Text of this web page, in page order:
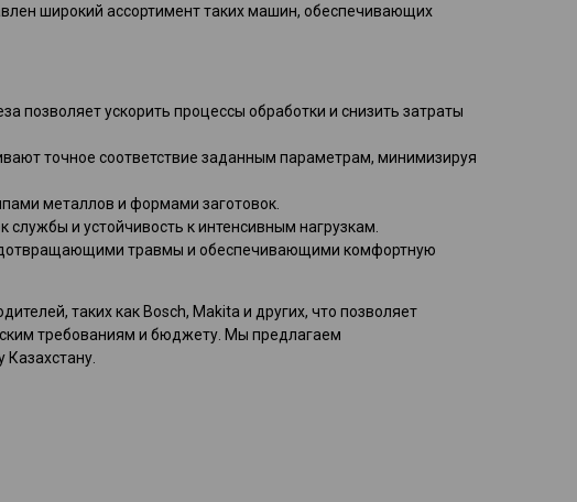
широкий ассортимент таких машин, обеспечивающих
позволяет ускорить процессы обработки и снизить затраты
точное соответствие заданным параметрам, минимизируя
металлов и формами заготовок.
и устойчивость к интенсивным нагрузкам.
травмы и обеспечивающими комфортную
таких как Bosch, Makita и других, что позволяет
требованиям и бюджету. Мы предлагаем